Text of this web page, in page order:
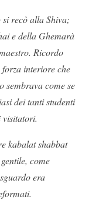
recò alla Shiva;
e della Ghemarà
Ricordo
interiore che
sembrava come se
dei tanti studenti
visitatori.
kabalat shabbat
come
era